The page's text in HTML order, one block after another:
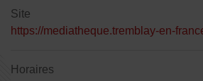
Site
https://mediatheque.tremblay-en-
Horaires